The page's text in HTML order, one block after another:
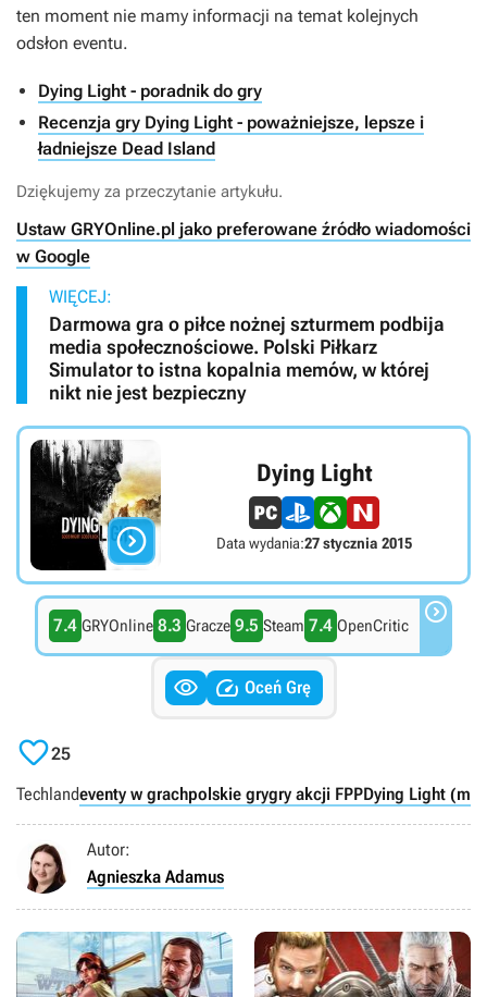
ten moment nie mamy informacji na temat kolejnych
odsłon eventu.
Dying Light - poradnik do gry
Recenzja gry Dying Light - poważniejsze, lepsze i
ładniejsze Dead Island
Dziękujemy za przeczytanie artykułu.
Ustaw GRYOnline.pl jako preferowane źródło wiadomości
w Google
WIĘCEJ:
Darmowa gra o piłce nożnej szturmem podbija
media społecznościowe. Polski Piłkarz
Simulator to istna kopalnia memów, w której
nikt nie jest bezpieczny

Dying Light
Data wydania:27 stycznia 2015
7.4 GRYOnline 8.3 Gracze 9.5 Steam 7.4 OpenCritic 
  Oceń Grę
25
Techlandeventy w grachpolskie grygry akcji FPPDying Light
Autor:
Agnieszka Adamus